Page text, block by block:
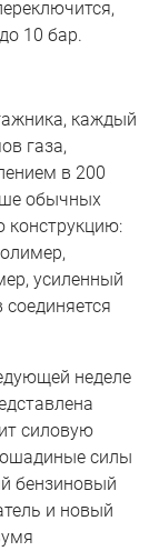
10 бар.
каждый
газа,
в 200
обычных
конструкцию:
усиленный
неделе
силовую
силы
бензиновый
и новый